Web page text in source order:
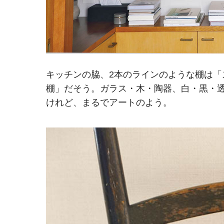
キッチンの脇、2本のラインのような棚は
棚」だそう。ガラス・木・陶器、白・黒・
けれど、まるでアートのよう。